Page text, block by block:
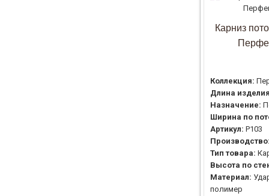
Карниз
Коллекция:
Длина
Назначение:
Ширина по
Артикул: P103
Тип товара:
Высота по
Материал:
полимер